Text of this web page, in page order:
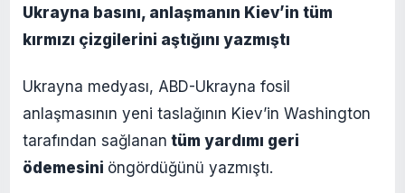
Ukrayna basını, anlaşmanın Kiev’in tüm
kırmızı çizgilerini aştığını yazmıştı
Ukrayna medyası, ABD-Ukrayna fosil
anlaşmasının yeni taslağının Kiev’in Washington
tarafından sağlanan tüm yardımı geri
ödemesini öngördüğünü yazmıştı.